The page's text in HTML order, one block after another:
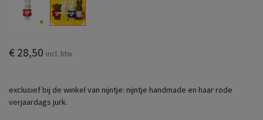
€ 28,50 incl. btw
exclusief bij de winkel van nijntje: nijntje handmade en haar rode
verjaardags jurk.